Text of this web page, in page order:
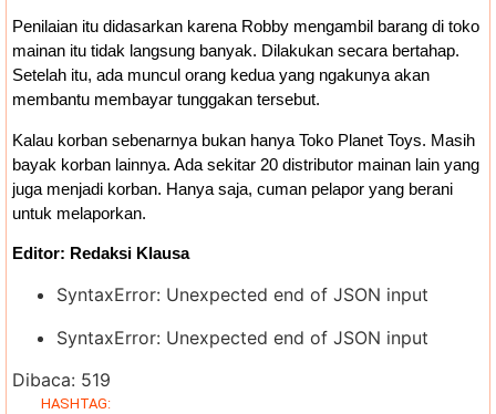
Penilaian itu didasarkan karena Robby mengambil barang di toko
mainan itu tidak langsung banyak. Dilakukan secara bertahap.
Setelah itu, ada muncul orang kedua yang ngakunya akan
membantu membayar tunggakan tersebut.
Kalau korban sebenarnya bukan hanya Toko Planet Toys. Masih
bayak korban lainnya. Ada sekitar 20 distributor mainan lain yang
juga menjadi korban. Hanya saja, cuman pelapor yang berani
untuk melaporkan.
Editor: Redaksi Klausa
SyntaxError: Unexpected end of JSON input
SyntaxError: Unexpected end of JSON input
Dibaca: 519
HASHTAG: